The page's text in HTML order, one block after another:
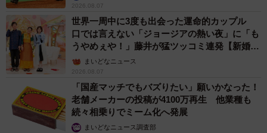
2026.08.07
世界一周中に3度も出会った運命的カップル
口では言えない「ジョージアの熱い夜」に「も
うやめぇや！」藤井が猛ツッコミ連発【新婚さ
ん】まいどなニュース
2026.08.07
「国産マッチでもバズりたい」願いかなった！
老舗メーカーの投稿が4100万再生 他業種も
続々相乗りでミーム化へ発展
まいどなニュース調査部